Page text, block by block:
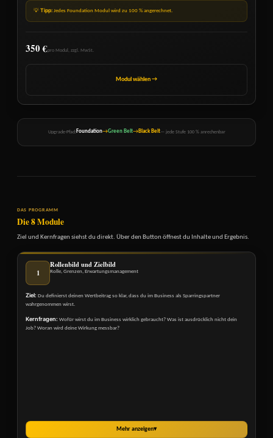
💡 Tipp: Jedes Foundation Modul wird zu 100 % angerechnet.
350 €pro Modul, zzgl. MwSt.
Modul wählen →
Upgrade-Pfad:Foundation→Green Belt→Black Belt— jede Stufe 100 % anrechenbar
DAS PROGRAMM
Die 8 Module
Ziel und Kernfragen siehst du direkt. Über den Button öffnest du Inhalte und Ergebnis.
1
Rollenbild und Zielbild
Rolle, Grenzen, Erwartungsmanagement
Ziel: Du definierst deinen Wertbeitrag so klar, dass du im Business als Sparringspartner
wahrgenommen wirst.
Kernfragen: Wofür wirst du im Business wirklich gebraucht? Was ist ausdrücklich nicht dein
Job? Woran wird deine Wirkung messbar?
Mehr anzeigen▾